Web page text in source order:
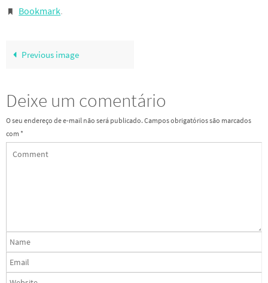
Bookmark.
Previous image
Deixe um comentário
O seu endereço de e-mail não será publicado. Campos obrigatórios são marcados
com *